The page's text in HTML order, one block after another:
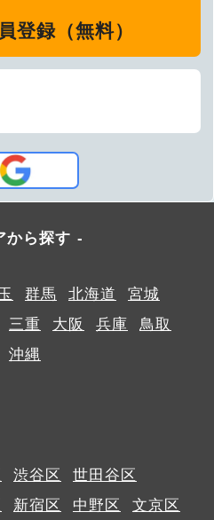
登録（無料）
から探す
群馬 北海道
宮城
三重 大阪 兵庫
鳥取
沖縄
渋谷区
世田谷区
新宿区 中野区
文京区